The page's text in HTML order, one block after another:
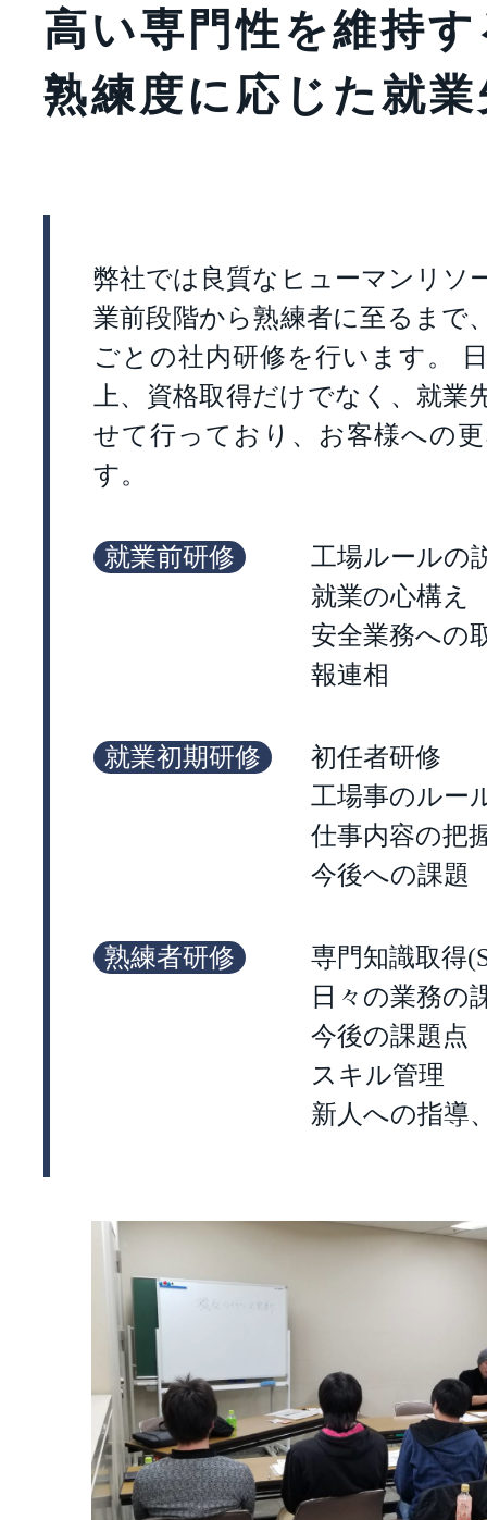
高い専門性を維持
熟練度に応じた就
弊社では良質なヒューマンリソ
業前段階から熟練者に至るまで
ごとの社内研修を行います。
上、資格取得だけでなく、就
せて行っており、お客様への
す。
就業前研修
工場ルールの
就業の心構え
安全業務への
報連相
就業初期研修
初任者研修
工場事のルー
仕事内容の把
今後への課題
熟練者研修
専門知識取得
日々の業務の
今後の課題点
スキル管理
新人への指導